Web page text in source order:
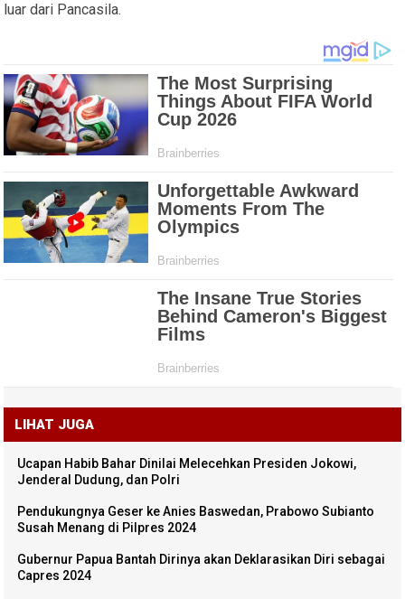
luar dari Pancasila.
LIHAT JUGA
Ucapan Habib Bahar Dinilai Melecehkan Presiden Jokowi,
Jenderal Dudung, dan Polri
Pendukungnya Geser ke Anies Baswedan, Prabowo Subianto
Susah Menang di Pilpres 2024
Gubernur Papua Bantah Dirinya akan Deklarasikan Diri sebagai
Capres 2024